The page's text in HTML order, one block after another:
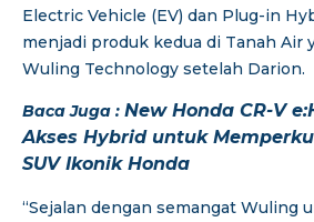
Electric Vehicle (EV) dan Plug-in
menjadi produk kedua di Tanah Air
Wuling Technology setelah Darion.
Baca Juga : New Honda CR-V
Akses Hybrid untuk
SUV Ikonik Honda
“Sejalan dengan semangat Wuling